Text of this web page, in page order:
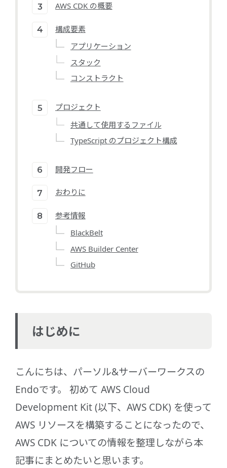
AWS CDK の概要
構成要素
アプリケーション
スタック
コンストラクト
プロジェクト
共通して使用するファイル
TypeScript のプロジェクト構成
開発フロー
おわりに
参考情報
BlackBelt
AWS Builder Center
GitHub
はじめに
こんにちは、パーソル&サーバーワークスの
Endoです。 初めて AWS Cloud
Development Kit (以下、AWS CDK) を使って
AWS リソースを構築することになったので、
AWS CDK についての情報を整理しながら本
記事にまとめたいと思います。